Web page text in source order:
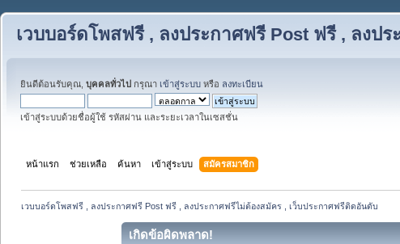
เวบบอร์ดโพสฟรี , ลงประกาศฟรี Post ฟรี , ลงป
ยินดีต้อนรับคุณ, บุคคลทั่วไป กรุณา เข้าสู่ระบบ หรือ ลงทะเบียน
เข้าสู่ระบบด้วยชื่อผู้ใช้ รหัสผ่าน และระยะเวลาในเซสชั่น
หน้าแรก ช่วยเหลือ ค้นหา เข้าสู่ระบบ สมัครสมาชิก
เวบบอร์ดโพสฟรี , ลงประกาศฟรี Post ฟรี , ลงประกาศฟรีไม่ต้องสมัคร , เว็บประกาศฟรีติดอันดับ
เกิดข้อผิดพลาด!